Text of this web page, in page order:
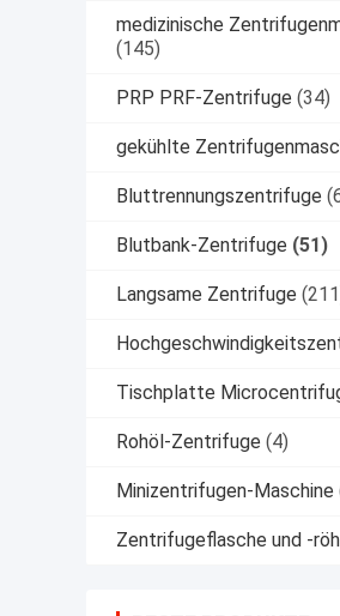
medizinische
(145)
PRP PRF-Zentrifuge (34)
gekühlte
Bluttrennungszentrifuge
Blutbank-Zentrifuge (51)
Langsame Zentrifuge
Tischplatte
Rohöl-Zentrifuge (4)
Minizentrifugen-Maschine
Zentrifugeflasche und -